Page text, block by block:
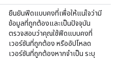
ยืนยันฟีดแบบคงที่เพื่อให้แน่ใจว่ามี
ข้อมูลที่ถูกต้องและเป็นปัจจุบัน
ตรวจสอบว่าคุณใช้ฟีดแบบคงที่
เวอร์ชันที่ถูกต้อง หรืออัปโหลด
เวอร์ชันที่ถูกต้องหากจำเป็น ระบุ